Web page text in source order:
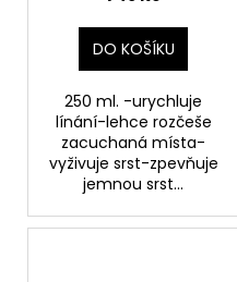
DO KOŠÍKU
250 ml. -urychluje
línání-lehce rozčeše
zacuchaná místa-
vyživuje srst-zpevňuje
jemnou srst...